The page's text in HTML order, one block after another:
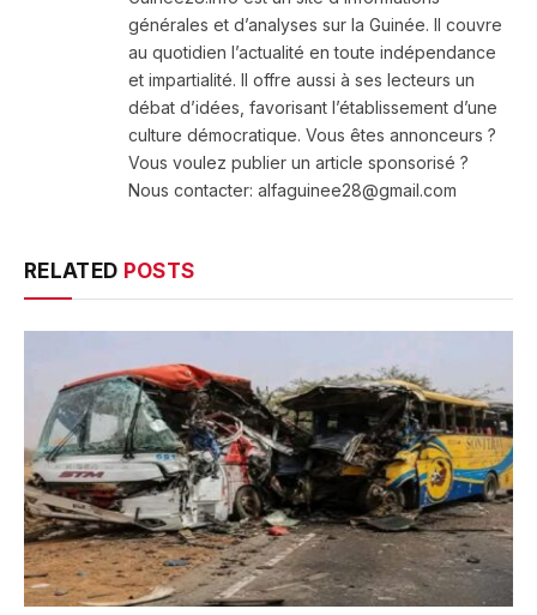
générales et d’analyses sur la Guinée. Il couvre
au quotidien l’actualité en toute indépendance
et impartialité. Il offre aussi à ses lecteurs un
débat d’idées, favorisant l’établissement d’une
culture démocratique. Vous êtes annonceurs ?
Vous voulez publier un article sponsorisé ?
Nous contacter: alfaguinee28@gmail.com
RELATED POSTS